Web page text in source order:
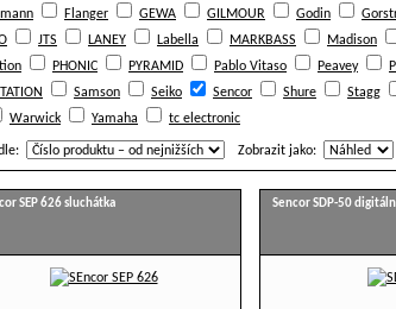
Flanger GEWA GILMOUR Godin
JTS LANEY Labella MARKBASS Madison
PHONIC PYRAMID Pablo Vitaso Peavey
Samson Seiko Sencor Shure Stagg
Warwick Yamaha tc electronic
Zobrazit jako:
SEP 626 sluchátka Sencor SDP-50